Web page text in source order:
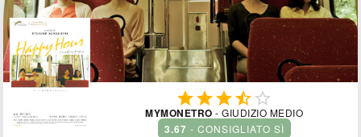
 
MYMONETRO - GIUDIZIO MEDIO
3.67 - CONSIGLIATO SÌ